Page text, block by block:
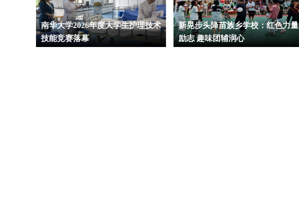
南华大学2026年度大学生护理技术
技能竞赛落幕
新晃步头降苗族乡学校：红色力量
励志 趣味团辅润心